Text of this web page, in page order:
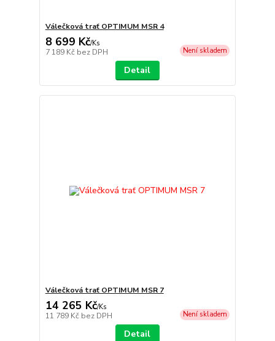
Válečková trať OPTIMUM MSR 4
8 699 Kč/Ks
7 189 Kč bez DPH Není skladem
Detail
Válečková trať OPTIMUM MSR 7
14 265 Kč/Ks
11 789 Kč bez DPH Není skladem
Detail